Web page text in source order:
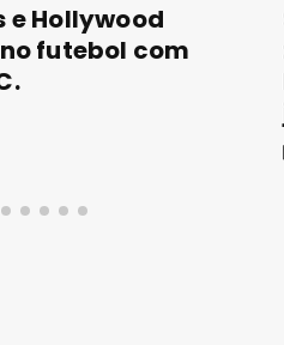
e Hollywood
futebol com